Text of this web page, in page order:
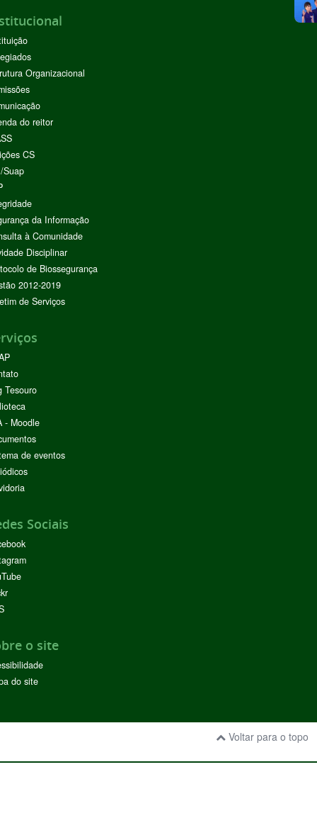
Organizacional
do reitor
CS
Suap
da Informação
à Comunidade
Disciplinar
de Biossegurança
2012-2019
de Serviços
Tesouro
- Moodle
de eventos
Sociais
o site
do site
Voltar para o topo